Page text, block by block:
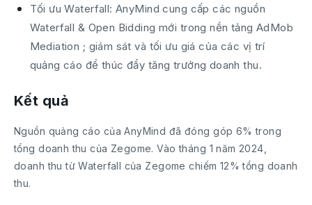
Tối ưu Waterfall: AnyMind cung cấp các nguồn
Waterfall & Open Bidding mới trong nền tảng AdMob
Mediation ; giám sát và tối ưu giá của các vị trí
quảng cáo để thúc đẩy tăng trưởng doanh thu.
Kết quả
Nguồn quảng cáo của AnyMind đã đóng góp 6% trong
tổng doanh thu của Zegome. Vào tháng 1 năm 2024,
doanh thu từ Waterfall của Zegome chiếm 12% tổng doanh
thu.